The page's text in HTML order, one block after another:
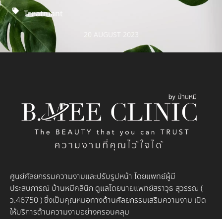
Treatmant
20 AUGUST 2023
ศูนย์ศัลยกรรมความงามและปรับรูปหน้า โดยแพทย์ผู้มี
ประสบการณ์ บ้านหมีคลินิก ดูแลโดยนายแพทย์สราวุธ สุวรรณ (
ว.46750 ) ซึ่งเป็นคุณหมอทางด้านศัลยกรรมเสริมความงาม เปิด
ให้บริการด้านความงามอย่างครอบคลุม